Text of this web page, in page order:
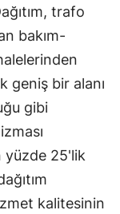
Bartın
Ardahan
Iğdır
Yalova
Karabük
Kilis
Osmaniye
trafo
bakım-
geniş bir alanı
gibi
yüzde 25'lik
kalitesinin